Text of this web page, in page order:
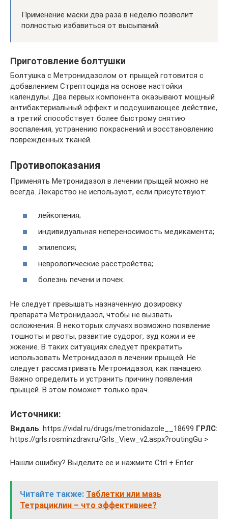
Применение маски два раза в неделю позволит
полностью избавиться от высыпаний.
Приготовление болтушки
Болтушка с Метронидазолом от прыщей готовится с
добавлением Стрептоцида на основе настойки
календулы. Два первых компонента оказывают мощный
антибактериальный эффект и подсушивающее действие,
а третий способствует более быстрому снятию
воспаления, устранению покраснений и восстановлению
поврежденных тканей.
Противопоказания
Применять Метронидазол в лечении прыщей можно не
всегда. Лекарство не используют, если присутствуют:
лейкопения;
индивидуальная непереносимость медикамента;
эпилепсия;
неврологические расстройства;
болезнь печени и почек.
Не следует превышать назначенную дозировку
препарата Метронидазол, чтобы не вызвать
осложнения. В некоторых случаях возможно появление
тошноты и рвоты, развитие судорог, зуд кожи и ее
жжение. В таких ситуациях следует прекратить
использовать Метронидазол в лечении прыщей. Не
следует рассматривать Метронидазол, как панацею.
Важно определить и устранить причину появления
прыщей. В этом поможет только врач.
Источники:
Видаль: https://vidal.ru/drugs/metronidazole__18699 ГРЛС:
https://grls.rosminzdrav.ru/Grls_View_v2.aspx?routingGu >
Нашли ошибку? Выделите ее и нажмите Ctrl + Enter
Читайте также: Таблетки или мазь
Тетрациклин – что эффективнее?